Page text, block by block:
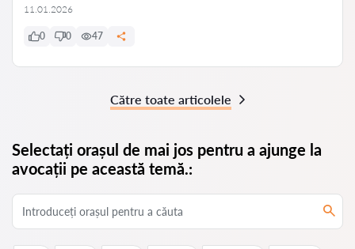
11.01.2026
0 0 47
Către toate articolele
Selectați orașul de mai jos pentru a ajunge la
avocații pe această temă.: